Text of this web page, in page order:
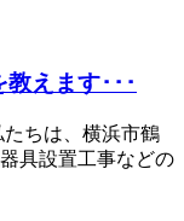
えます･･･
ちは、横浜市鶴
具設置工事などの